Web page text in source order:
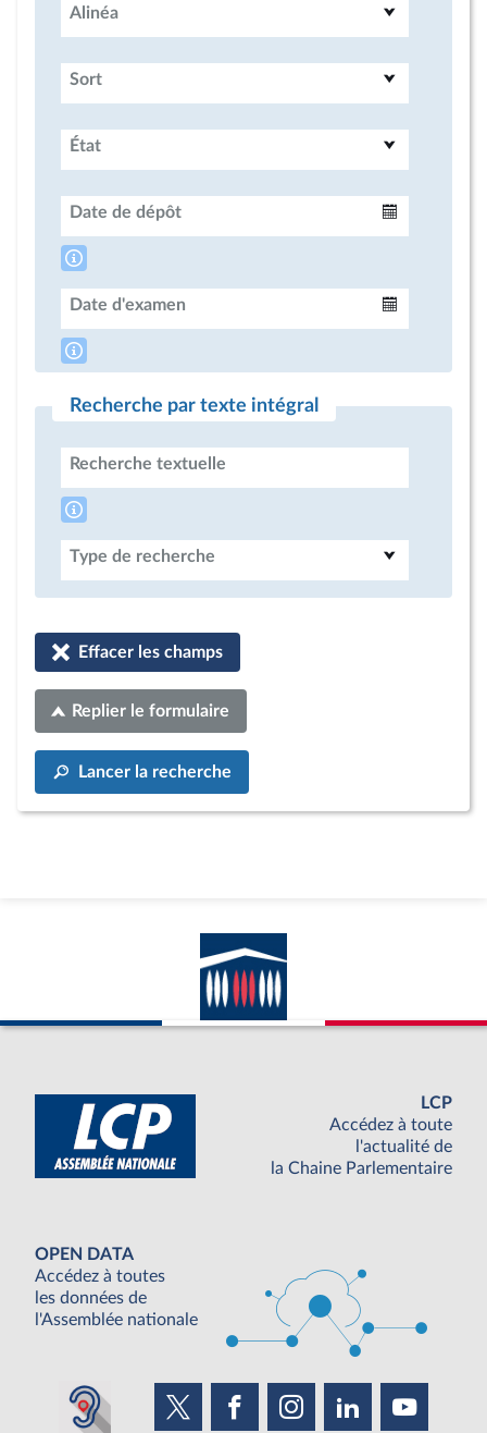
Alinéa
Sort
État
Date de dépôt
Date d'examen
Recherche par texte intégral
Recherche textuelle
Type de recherche
Effacer les champs
Replier le formulaire
Lancer la recherche
LCP
Accédez à toute
l'actualité de
la Chaine Parlementaire
OPEN DATA
Accédez à toutes
les données de
l'Assemblée nationale